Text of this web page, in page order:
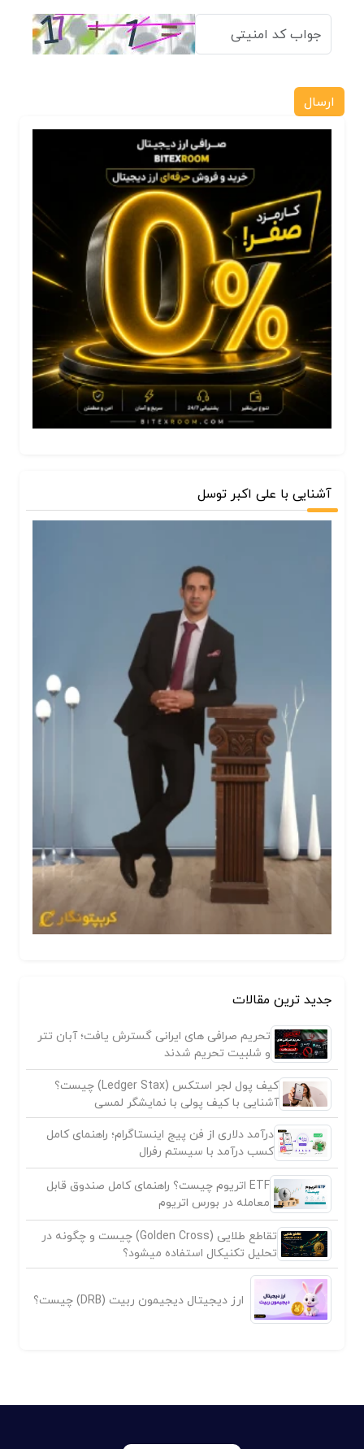
ارسال
آشنایی با علی اکبر توسل
جدید ترین مقالات
تحریم صرافی های ایرانی گسترش یافت؛ آبان تتر
و شلبیت تحریم شدند
کیف پول لجر استکس (Ledger Stax) چیست؟
آشنایی با کیف پولی با نمایشگر لمسی
درآمد دلاری از فن پیج اینستاگرام؛ راهنمای کامل
کسب درآمد با سیستم رفرال
ETF اتریوم چیست؟ راهنمای کامل صندوق قابل
معامله در بورس اتریوم
تقاطع طلایی (Golden Cross) چیست و چگونه در
تحلیل تکنیکال استفاده میشود؟
ارز دیجیتال دیجیمون ربیت (DRB) چیست؟